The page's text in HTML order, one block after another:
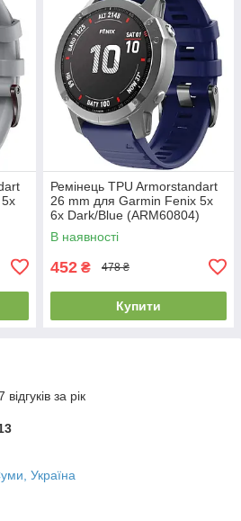
Ремінець TPU Armorstandart
26 mm для Garmin Fenix 5x
6x Dark/Blue (ARM60804)
В наявності
452 ₴ 478 ₴
Купити
за рік
Україна